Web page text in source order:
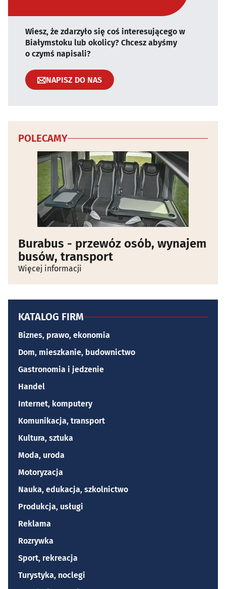
Wiesz, że zdarzyło się coś interesującego w
Białymstoku lub okolicy? Chcesz abyśmy
o czymś napisali?
NAPISZ DO NAS
POLECAMY
Burabus - przewóz osób, wynajem
busów, transport
Więcej informacji
KATALOG FIRM
Biznes, prawo, ekonomia
Dom, mieszkanie, budownictwo
Gastronomia i jedzenie
Handel
Internet, komputery
Komunikacja, transport
Kultura, sztuka
Moda, uroda
Motoryzacja
Nauka, edukacja, szkolnictwo
Produkcja, usługi
Reklama
Rozrywka
Sport, rekreacja
Turystyka, noclegi